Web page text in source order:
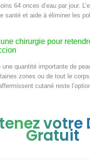
64 onces d’eau par jour.
santé et aide à éliminer les
chirurgie pour
une quantité importante de
zones ou de tout le
cutané reste
votre
Gratuit